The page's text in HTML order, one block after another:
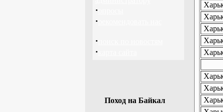
·
·
·
·
Поход на Байкал